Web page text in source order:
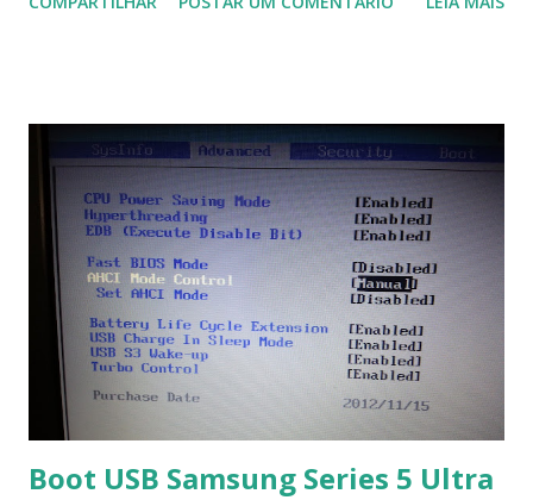
Na última versão 0.100, a coleção contém mais de 8.000
Boot USB Samsung Series 5 Ultra